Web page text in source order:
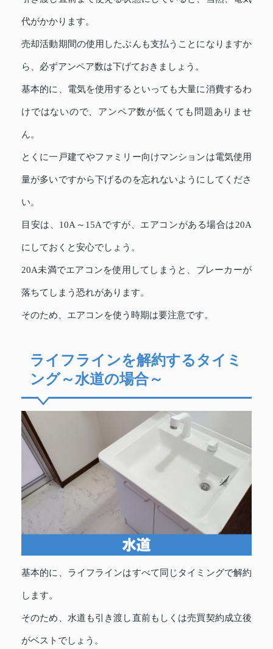
代がかかります。
売却活動期間の使用したぶんも支払うことになりますか
ら、必ずアンペア数は下げておきましょう。
基本的に、電気を使用するといっても大量に消費するわ
けではないので、アンペア数が低くても問題ありませ
ん。
とくに一戸建てやファミリー向けマンションは電気使用
量が多いですから下げるのを忘れないようにしてくださ
い。
目安は、10A～15Aですが、エアコンがある場合は20A
にしておくと安心でしょう。
20A未満でエアコンを使用してしまうと、ブレーカーが
落ちてしまう恐れがあります。
そのため、エアコンを使う時期は要注意です。
ライフラインを解約するタイミ
ング～水道の場合～
基本的に、ライフラインはすべて同じタイミングで解約
します。
そのため、水道も引き渡し直前もしくは売買契約成立後
がベストでしょう。